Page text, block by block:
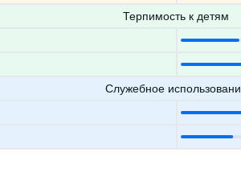
Терпимость к детям
Служебное